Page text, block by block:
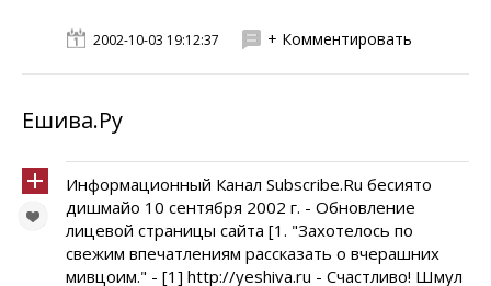
2002-10-03 19:12:37 + Комментировать
Ешива.Ру
Информационный Канал Subscribe.Ru бесиято
дишмайо 10 сентября 2002 г. - Обновление
лицевой страницы сайта [1. "Захотелось по
свежим впечатлениям рассказать о вчерашних
мивцоим." - [1] http://yeshiva.ru - Счастливо! Шмул